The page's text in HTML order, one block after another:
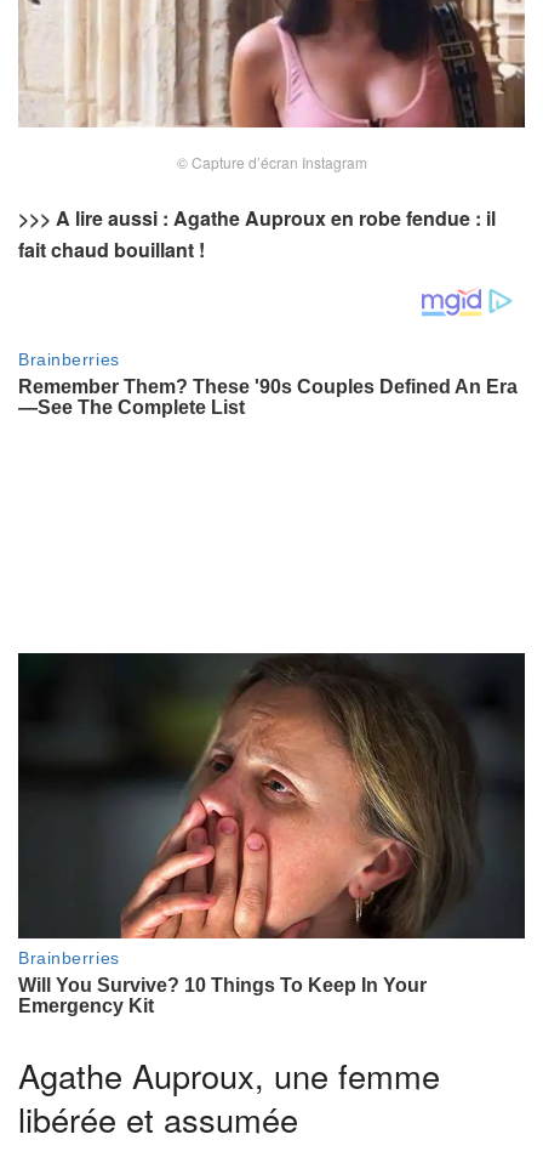
© Capture d’écran Instagram
>>> A lire aussi : Agathe Auproux en robe fendue : il
fait chaud bouillant !
Agathe Auproux, une femme
libérée et assumée